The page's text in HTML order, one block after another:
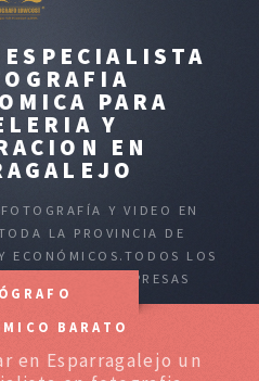
PARA
Y
EN
Y VIDEO EN
LA PROVINCIA DE
ECONÓMICOS.TODOS LOS
Y EMPRESAS
BARATO
en Esparragalejo un